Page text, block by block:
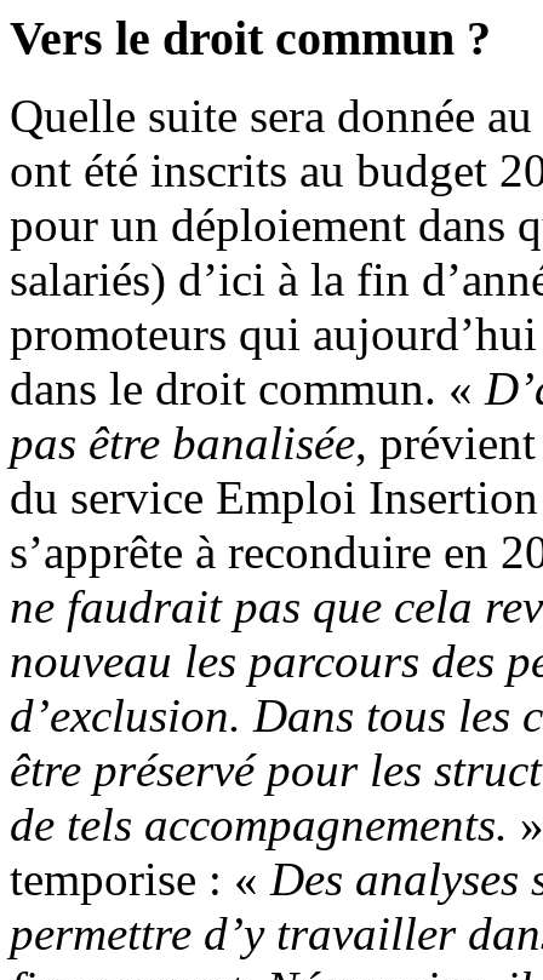
Vers le droit commun ?
Quelle suite sera donnée
ont été inscrits au budget
pour un déploiement dans
salariés) d’ici à la fin
promoteurs qui
dans le droit commun. «
pas être banalisée,
du service Emploi
s’apprête à reconduire en
ne faudrait pas que cela
nouveau les parcours des
d’exclusion. Dans tous les
être préservé pour les
de tels accompagnements.
temporise : « Des analyses
permettre d’y travailler